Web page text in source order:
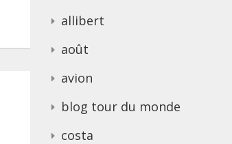
allibert
août
avion
blog tour du monde
costa